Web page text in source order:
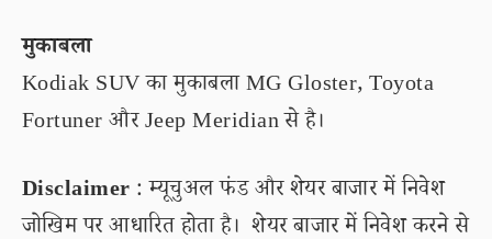
मुकाबला
Kodiak SUV का मुकाबला MG Gloster, Toyota
Fortuner और Jeep Meridian से है।
Disclaimer : म्यूचुअल फंड और शेयर बाजार में निवेश
जोखिम पर आधारित होता है। शेयर बाजार में निवेश करने से